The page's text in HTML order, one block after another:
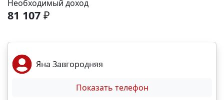
Безопасный двор без машин. 🅿 Собственный
подземный паркинг. Локация и инфраструктура:
2 мин На машине: ✈ Аэропорт – 2 часа. 🏖 Море и
пляж – 10 мин. 🏙 Центр города – 30 мин. 🌁
Крымский мост – 4:30 мин. Выгодные условия
покупки: • Беспроцентная рассрочка от
застройщика; • Семейная, военная,IT- ипотека; •
Необходимый доход
81 107 ₽
Яна Завгородняя
Показать телефон